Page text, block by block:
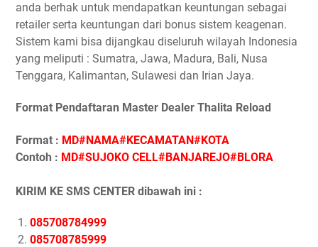
anda berhak untuk mendapatkan keuntungan sebagai
retailer serta keuntungan dari bonus sistem keagenan.
Sistem kami bisa dijangkau diseluruh wilayah Indonesia
yang meliputi : Sumatra, Jawa, Madura, Bali, Nusa
Tenggara, Kalimantan, Sulawesi dan Irian Jaya.
Format Pendaftaran Master Dealer Thalita Reload
Format : MD#NAMA#KECAMATAN#KOTA
Contoh : MD#SUJOKO CELL#BANJAREJO#BLORA
KIRIM KE SMS CENTER dibawah ini :
085708784999
085708785999